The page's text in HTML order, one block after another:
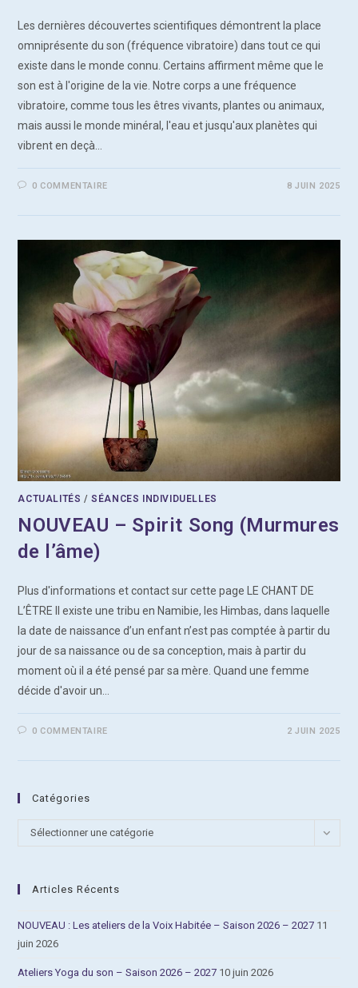
Les dernières découvertes scientifiques démontrent la place
omniprésente du son (fréquence vibratoire) dans tout ce qui
existe dans le monde connu. Certains affirment même que le
son est à l'origine de la vie. Notre corps a une fréquence
vibratoire, comme tous les êtres vivants, plantes ou animaux,
mais aussi le monde minéral, l'eau et jusqu'aux planètes qui
vibrent en deçà…
0 COMMENTAIRE 8 JUIN 2025
ACTUALITÉS /SÉANCES INDIVIDUELLES
NOUVEAU – Spirit Song (Murmures
de l’âme)
Plus d'informations et contact sur cette page LE CHANT DE
L’ÊTRE Il existe une tribu en Namibie, les Himbas, dans laquelle
la date de naissance d’un enfant n’est pas comptée à partir du
jour de sa naissance ou de sa conception, mais à partir du
moment où il a été pensé par sa mère. Quand une femme
décide d'avoir un…
0 COMMENTAIRE 2 JUIN 2025
Catégories
Catégories
Sélectionner une catégorie
Articles Récents
NOUVEAU : Les ateliers de la Voix Habitée – Saison 2026 – 2027 11
juin 2026
Ateliers Yoga du son – Saison 2026 – 2027 10 juin 2026